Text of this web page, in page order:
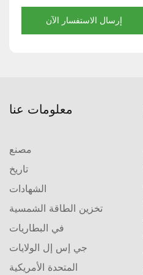
إرسال الاستفسار الآن
معلومات عنا
مصنع
تاريخ
الشهادات
تخزين الطاقة الشمسية
في البطاريات
جي إس إل الولايات
المتحدة الأمريكية